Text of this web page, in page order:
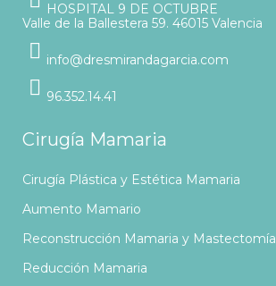
HOSPITAL 9 DE OCTUBRE
Valle de la Ballestera 59. 46015 Valencia
info@dresmirandagarcia.com
96.352.14.41
Cirugía Mamaria
Cirugía Plástica y Estética Mamaria
Aumento Mamario
Reconstrucción Mamaria y Mastectomía
Reducción Mamaria